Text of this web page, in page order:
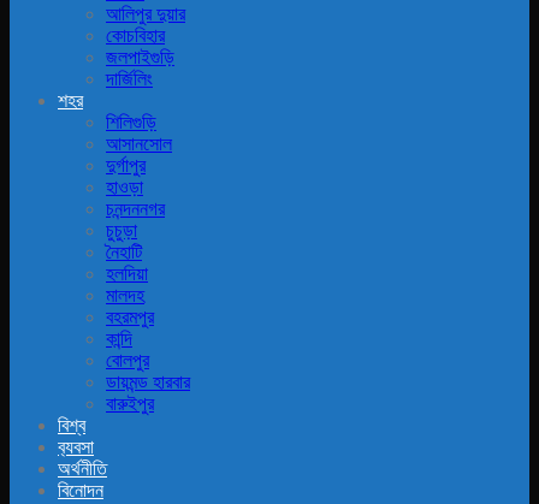
আলিপুর দুয়ার
কোচবিহার
জলপাইগুড়ি
দার্জিলিং
শহর
শিলিগুড়ি
আসানসোল
দুর্গাপুর
হাওড়া
চনন্দননগর
চুচুড়া
নৈহাটি
হলদিয়া
মালদহ
বহরমপুর
কান্দি
বোলপুর
ডায়মন্ড হারবার
বারুইপুর
বিশ্ব
ব‍্যবসা
অর্থনীতি
বিনোদন